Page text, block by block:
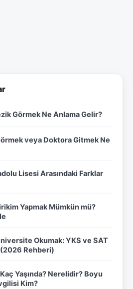
Görmek Ne Anlama Gelir?
veya Doktora Gitmek Ne
Lisesi Arasındaki Farklar
Yapmak Mümkün mü?
Okumak: YKS ve SAT
Rehberi)
Yaşında? Nerelidir? Boyu
Kim?